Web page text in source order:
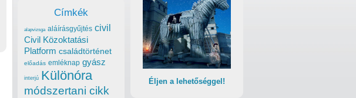
Éljen a lehetőséggel!
Címkék
alapvizsga aláírásgyűjtés civil
Civil Közoktatási
Platform családtörténet
előadás emléknap gyász
interjú Különóra
módszertani cikk